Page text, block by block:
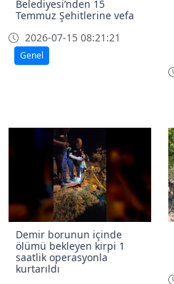
Belediyesi’nden 15
Temmuz Şehitlerine vefa
2026-07-15 08:21:21
Genel
Demir borunun içinde
ölümü bekleyen kirpi 1
saatlik operasyonla
kurtarıldı